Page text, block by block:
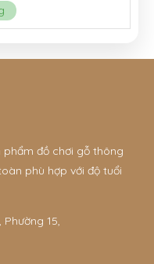
hàng
đồ chơi gỗ thông
phù hợp với độ tuổi
15,